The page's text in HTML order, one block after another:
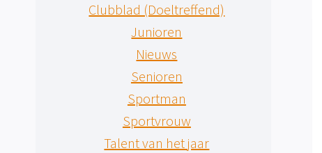
Clubblad (Doeltreffend)
Junioren
Nieuws
Senioren
Sportman
Sportvrouw
Talent van het jaar